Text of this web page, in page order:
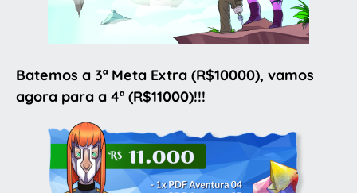
Batemos a 3ª Meta Extra (R$10000), vamos
agora para a 4ª (R$11000)!!!